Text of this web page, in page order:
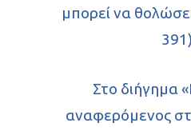
μπορεί να
Στο διήγημα
αναφερόμενος